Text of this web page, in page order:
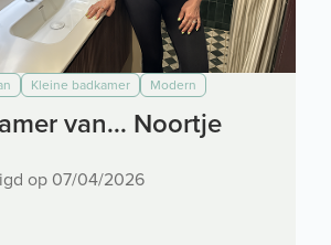
Kleine badkamer Modern
van... Noortje
op 07/04/2026